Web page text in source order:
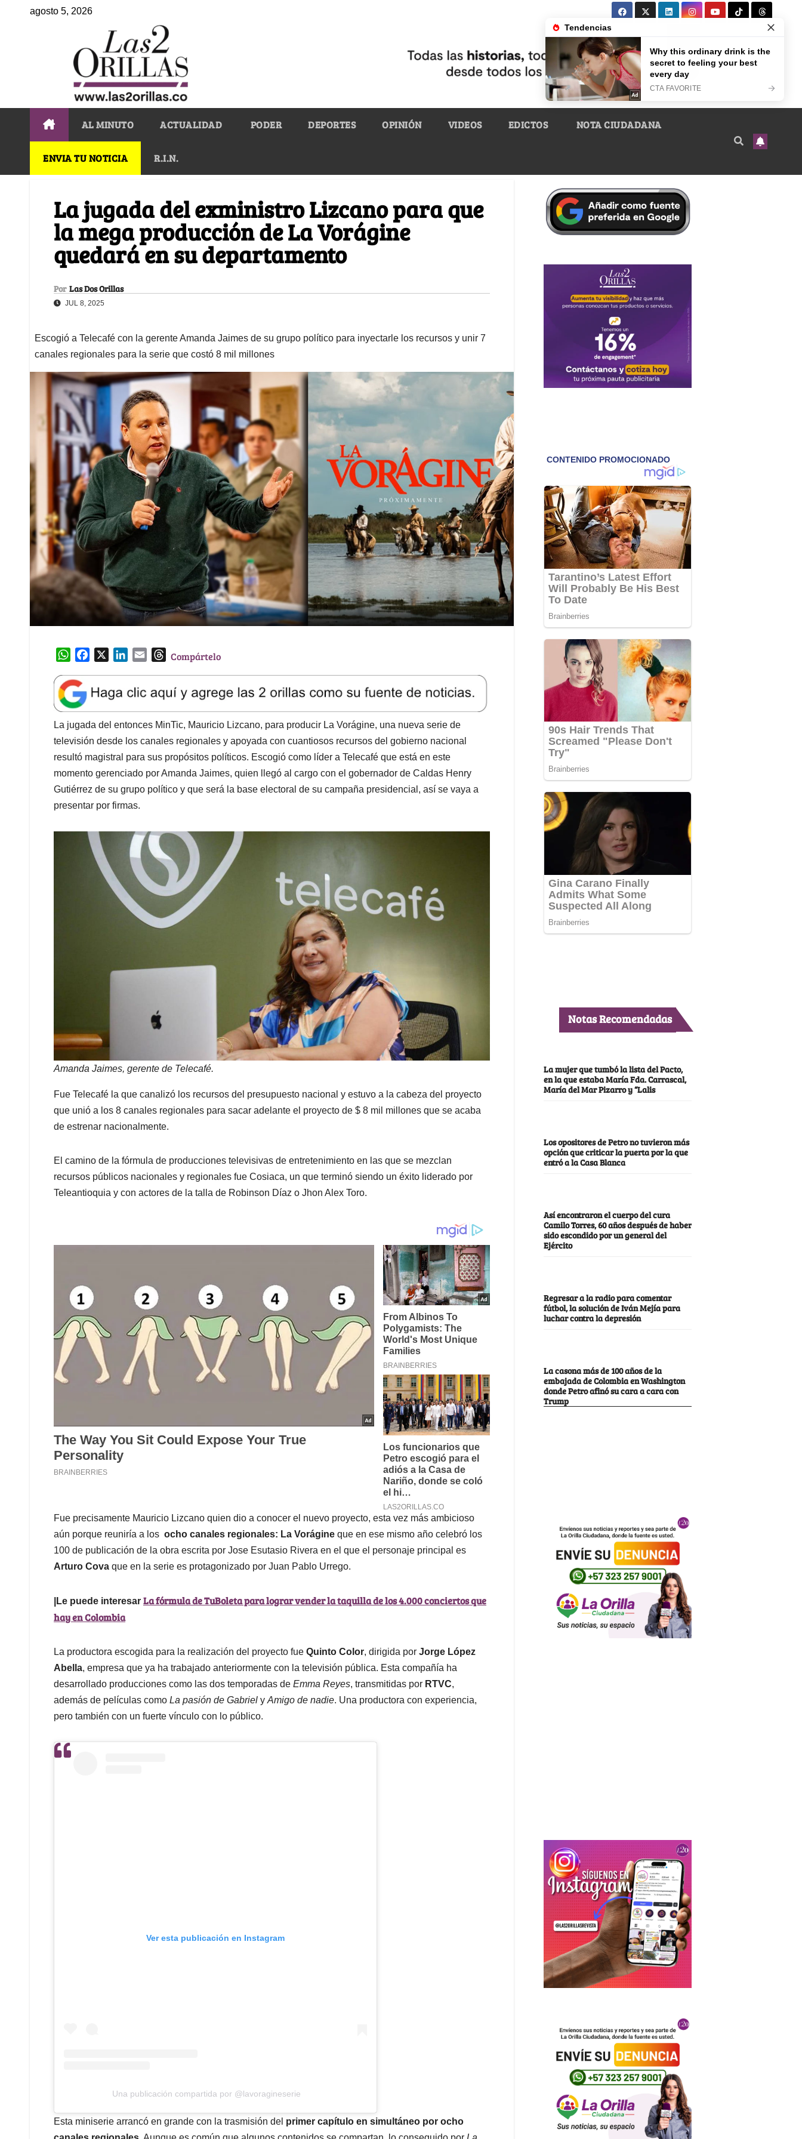
agosto 5, 2026
AL MINUTO ACTUALIDAD PODER DEPORTES OPINIÓN VIDEOS EDICTOS NOTA CIUDADANA
ENVIA TU NOTICIA R.I.N.
La jugada del exministro Lizcano para que
la mega producción de La Vorágine
quedará en su departamento
Por Las Dos Orillas
JUL 8, 2025
Escogió a Telecafé con la gerente Amanda Jaimes de su grupo político para inyectarle los recursos y unir 7
canales regionales para la serie que costó 8 mil millones
W
a
t
s
A
p
p
e
b
o
o
k
k
e
d
I
n
l
T
e
a
d
s
Compártelo
La jugada del entonces MinTic, Mauricio Lizcano, para producir La Vorágine, una nueva serie de
televisión desde los canales regionales y apoyada con cuantiosos recursos del gobierno nacional
resultó magistral para sus propósitos políticos. Escogió como líder a Telecafé que está en este
momento gerenciado por Amanda Jaimes, quien llegó al cargo con el gobernador de Caldas Henry
Gutiérrez de su grupo político y que será la base electoral de su campaña presidencial, así se vaya a
presentar por firmas.
Amanda Jaimes, gerente de Telecafé.
Fue Telecafé la que canalizó los recursos del presupuesto nacional y estuvo a la cabeza del proyecto
que unió a los 8 canales regionales para sacar adelante el proyecto de $ 8 mil millones que se acaba
de estrenar nacionalmente.
El camino de la fórmula de producciones televisivas de entretenimiento en las que se mezclan
recursos públicos nacionales y regionales fue Cosiaca, un que terminó siendo un éxito liderado por
Teleantioquia y con actores de la talla de Robinson Díaz o Jhon Alex Toro.
Fue precisamente Mauricio Lizcano quien dio a conocer el nuevo proyecto, esta vez más ambicioso
aún porque reuniría a los ocho canales regionales: La Vorágine que en ese mismo año celebró los
100 de publicación de la obra escrita por Jose Esutasio Rivera en el que el personaje principal es
Arturo Cova que en la serie es protagonizado por Juan Pablo Urrego.
|Le puede interesar La fórmula de TuBoleta para lograr vender la taquilla de los 4.000 conciertos que
hay en Colombia
La productora escogida para la realización del proyecto fue Quinto Color, dirigida por Jorge López
Abella, empresa que ya ha trabajado anteriormente con la televisión pública. Esta compañía ha
desarrollado producciones como las dos temporadas de Emma Reyes, transmitidas por RTVC,
además de películas como La pasión de Gabriel y Amigo de nadie. Una productora con experiencia,
pero también con un fuerte vínculo con lo público.
Ver esta publicación en Instagram
Una publicación compartida por @lavoragineserie
Esta miniserie arrancó en grande con la trasmisión del primer capítulo en simultáneo por ocho
Notas Recomendadas
La mujer que tumbó la lista del Pacto,
en la que estaba María Fda. Carrascal,
María del Mar Pizarro y “Lalis
Los opositores de Petro no tuvieron más
opción que criticar la puerta por la que
entró a la Casa Blanca
Así encontraron el cuerpo del cura
Camilo Torres, 60 años después de haber
sido escondido por un general del
Ejército
Regresar a la radio para comentar
fútbol, la solución de Iván Mejía para
luchar contra la depresión
La casona más de 100 años de la
embajada de Colombia en Washington
donde Petro afinó su cara a cara con
Trump